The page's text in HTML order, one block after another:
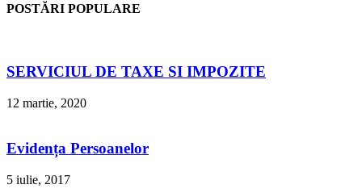
POSTĂRI POPULARE
SERVICIUL DE TAXE SI IMPOZITE
12 martie, 2020
Evidența Persoanelor
5 iulie, 2017